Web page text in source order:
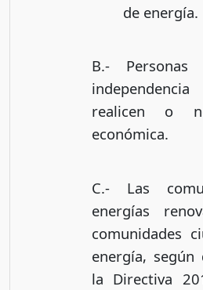
de energía.
B.- Personas
realicen o
económica.
C.- Las
energías
comunidades
energía, según
la Directiva